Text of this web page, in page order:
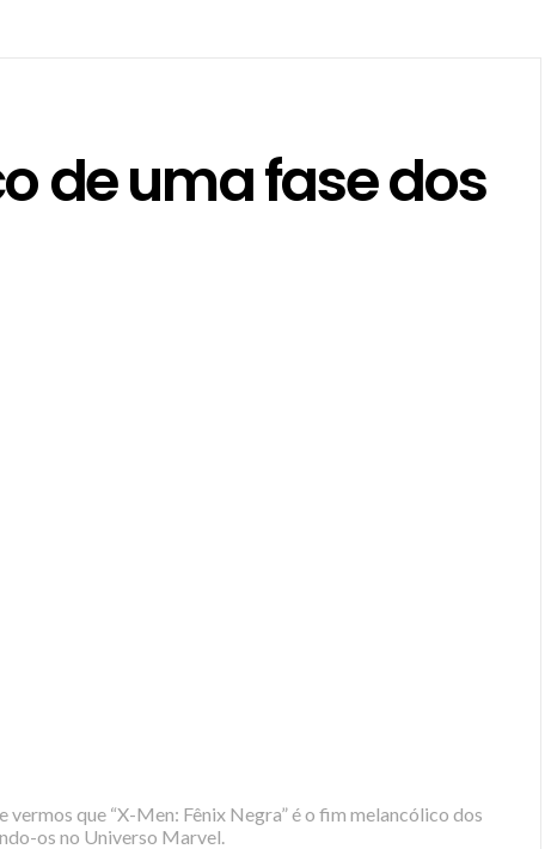
de uma fase dos
que “X-Men: Fênix Negra” é o fim melancólico dos
os no Universo Marvel.